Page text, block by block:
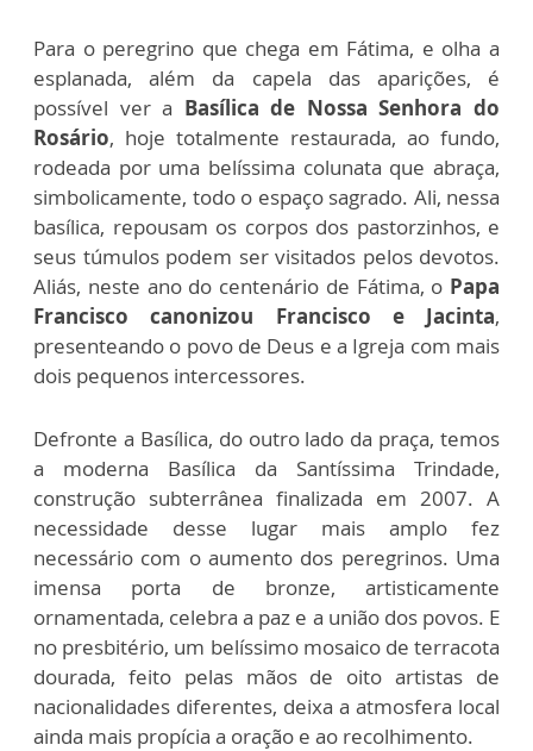
Para o peregrino que chega em Fátima, e olha a
esplanada, além da capela das aparições, é
possível ver a Basílica de Nossa Senhora do
Rosário, hoje totalmente restaurada, ao fundo,
rodeada por uma belíssima colunata que abraça,
simbolicamente, todo o espaço sagrado. Ali, nessa
basílica, repousam os corpos dos pastorzinhos, e
seus túmulos podem ser visitados pelos devotos.
Aliás, neste ano do centenário de Fátima, o Papa
Francisco canonizou Francisco e Jacinta,
presenteando o povo de Deus e a Igreja com mais
dois pequenos intercessores.
Defronte a Basílica, do outro lado da praça, temos
a moderna Basílica da Santíssima Trindade,
construção subterrânea finalizada em 2007. A
necessidade desse lugar mais amplo fez
necessário com o aumento dos peregrinos. Uma
imensa porta de bronze, artisticamente
ornamentada, celebra a paz e a união dos povos. E
no presbitério, um belíssimo mosaico de terracota
dourada, feito pelas mãos de oito artistas de
nacionalidades diferentes, deixa a atmosfera local
ainda mais propícia a oração e ao recolhimento.